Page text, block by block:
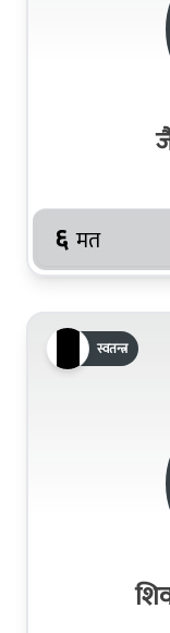
६ मत
स्वतन्त्र